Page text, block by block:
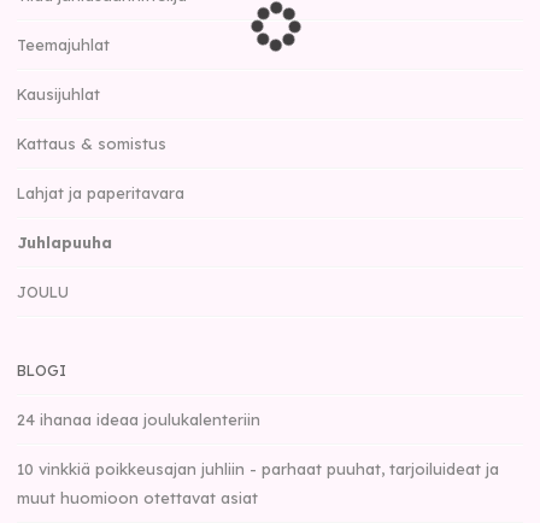
Teemajuhlat
Kausijuhlat
Kattaus & somistus
Lahjat ja paperitavara
Juhlapuuha
JOULU
BLOGI
24 ihanaa ideaa joulukalenteriin
10 vinkkiä poikkeusajan juhliin - parhaat puuhat, tarjoiluideat ja
muut huomioon otettavat asiat